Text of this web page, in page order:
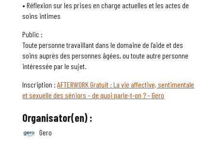
• Réflexion sur les prises en charge actuelles et les actes de
soins intimes
Public :
Toute personne travaillant dans le domaine de l’aide et des
soins auprès des personnes âgées, ou toute autre personne
intéressée par le sujet.
Inscription :AFTERWORK Gratuit : La vie affective, sentimentale
et sexuelle des séniors – de quoi parle-t-on ? – Gero
Organisator(en) :
Gero